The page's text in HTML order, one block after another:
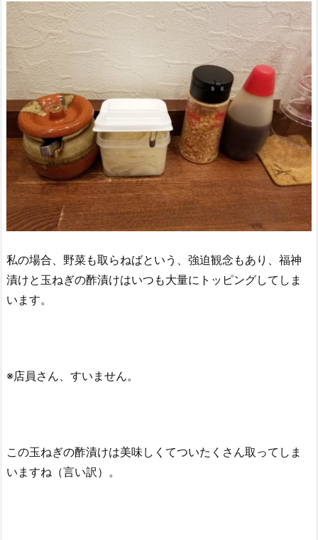
私の場合、野菜も取らねばという、強迫観念もあり、福神
漬けと玉ねぎの酢漬けはいつも大量にトッピングしてしま
います。
※店員さん、すいません。
この玉ねぎの酢漬けは美味しくてついたくさん取ってしま
いますね（言い訳）。